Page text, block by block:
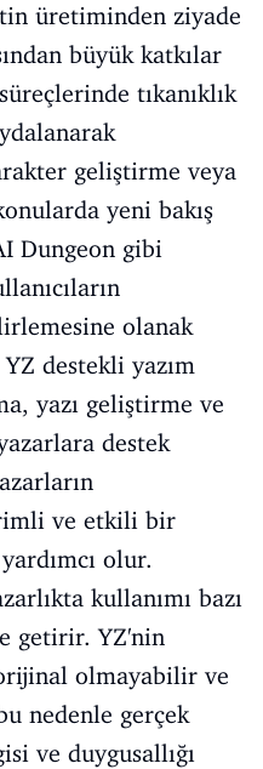
üretiminden ziyade
büyük katkılar
tıkanıklık
geliştirme veya
yeni bakış
Dungeon gibi
olanak
destekli yazım
yazı geliştirme ve
destek
ve etkili bir
olur.
kullanımı bazı
getirir. YZ'nin
olmayabilir ve
nedenle gerçek
ve duygusallığı